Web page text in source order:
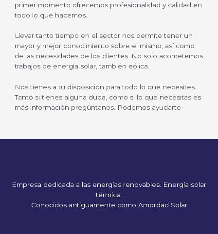
primer momento ofrecemos profesionalidad y calidad en
todo lo que hacemos.
Llevar tanto tiempo en el sector nos permite tener un
mayor y mejor conocimiento sobre el mismo, así como
de las necesidades de los clientes. No solo acometemos
trabajos de energía solar, también eólica.
Nos tienes a tu disposición para todo lo que necesites.
Tanto si tienes alguna duda, como si lo que necesitas es
más información pregúntanos. Podemos ayudarte
Empresa dedicada a las energías renovables. Energía solar
térmica.
Conocidos antiguamente como Amordad Solar